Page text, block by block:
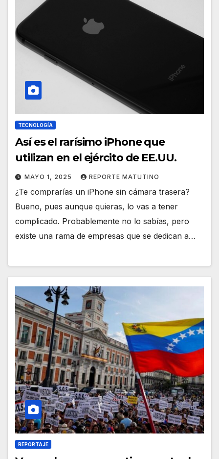
TECNOLOGÍA
Así es el rarísimo iPhone que
utilizan en el ejército de EE.UU.
MAYO 1, 2025 REPORTE MATUTINO
¿Te comprarías un iPhone sin cámara trasera?
Bueno, pues aunque quieras, lo vas a tener
complicado. Probablemente no lo sabías, pero
existe una rama de empresas que se dedican a…
REPORTAJE